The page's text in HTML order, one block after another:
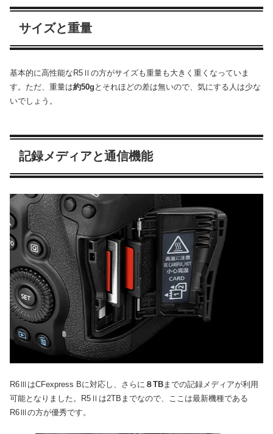
サイズと重量
基本的に高性能なR5Ⅱの方がサイズも重量も大きく重くなっていま
す。ただ、重量は約50g とそれほどの差は無いので、気にする人は少な
いでしょう。
記録メディアと通信機能
R6ⅢはCFexpress Bに対応し、さらに ８TBまでの記録メディアが利用
可能となりました。R5Ⅱは2TBまでなので、ここは最新機種である
R6Ⅲの方が優秀です。